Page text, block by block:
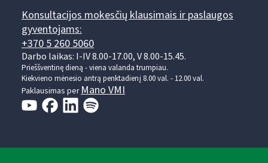
Konsultacijos mokesčių klausimais ir paslaugos
gyventojams:
+370 5 260 5060
Darbo laikas: I-IV 8.00-17.00, V 8.00-15.45.
Prieššventinę dieną - viena valanda trumpiau.
Kiekvieno mėnesio antrą penktadienį 8.00 val. - 12.00 val.
Paklausimas perMano VMI